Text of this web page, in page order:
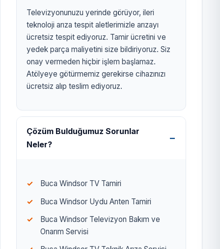
Televizyonunuzu yerinde görüyor, ileri
teknoloji arıza tespit aletlerimizle arızayı
ücretsiz tespit ediyoruz. Tamir ücretini ve
yedek parça maliyetini size bildiriyoruz. Siz
onay vermeden hiçbir işlem başlamaz.
Atölyeye götürmemiz gerekirse cihazınızı
ücretsiz alıp teslim ediyoruz.
Çözüm Bulduğumuz Sorunlar
Neler?
Buca Windsor TV Tamiri
Buca Windsor Uydu Anten Tamiri
Buca Windsor Televizyon Bakım ve
Onarım Servisi